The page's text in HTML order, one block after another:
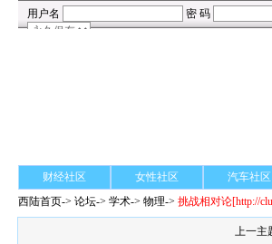
财经社区 女性社区 汽车社区
西陆首页->论坛->学术-> 物理->挑战相对论[http://
上一主